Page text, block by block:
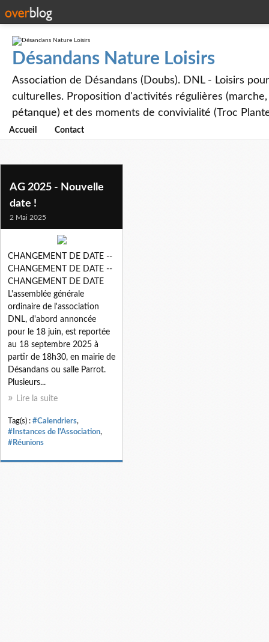
Désandans Nature Loisirs
Association de Désandans (Doubs). DNL - Loisirs
culturelles. Proposition d'activités régulières
pétanque) et des moments de convivialité (Troc
Accueil Contact
AG 2025 - Nouvelle
date !
2 Mai 2025
CHANGEMENT DE DATE --
CHANGEMENT DE DATE --
CHANGEMENT DE DATE
L'assemblée générale
ordinaire de l'association
DNL, d'abord annoncée
pour le 18 juin, est reportée
au 18 septembre 2025 à
partir de 18h30, en mairie de
Désandans ou salle Parrot.
Plusieurs...
Lire la suite
Tag(s) : #Calendriers,
#Instances de l'Association,
#Réunions